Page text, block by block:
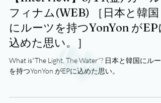
【Interview】5/14(金) ガール
フィナム(WEB) ［日本と韓国
にルーツを持つYonYon がEP
込めた思い。］